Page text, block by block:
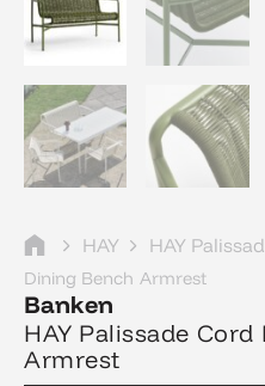
HAY HAY
Dining Bench Armrest
Banken
HAY Palissade
Armrest